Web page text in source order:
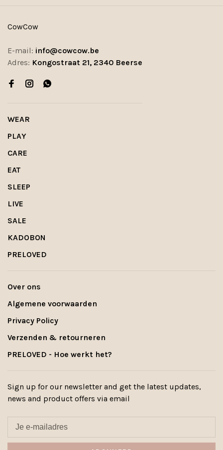
CowCow
E-mail: info@cowcow.be
Adres: Kongostraat 21, 2340 Beerse
WEAR
PLAY
CARE
EAT
SLEEP
LIVE
SALE
KADOBON
PRELOVED
Over ons
Algemene voorwaarden
Privacy Policy
Verzenden & retourneren
PRELOVED - Hoe werkt het?
Sign up for our newsletter and get the latest updates,
news and product offers via email